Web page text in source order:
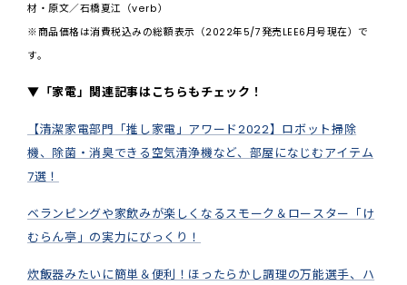
材・原文／石橋夏江（verb）
※商品価格は消費税込みの総額表示（2022年5/7発売LEE6月号現在）で
す。
▼「家電」関連記事はこちらもチェック！
【清潔家電部門「推し家電」アワード2022】ロボット掃除
機、除菌・消臭できる空気清浄機など、部屋になじむアイテム
7選！
ベランピングや家飲みが楽しくなるスモーク＆ロースター「け
むらん亭」の実力にびっくり！
炊飯器みたいに簡単＆便利！ほったらかし調理の万能選手、ハ